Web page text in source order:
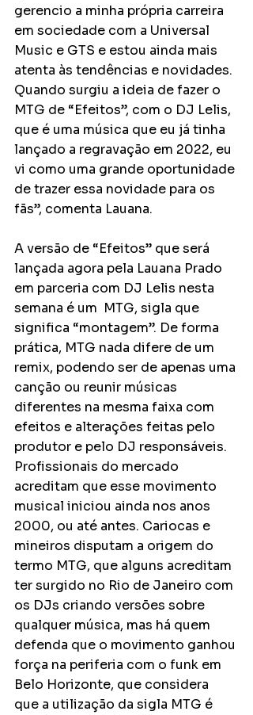
gerencio a minha própria carreira
em sociedade com a Universal
Music e GTS e estou ainda mais
atenta às tendências e novidades.
Quando surgiu a ideia de fazer o
MTG de “Efeitos”, com o DJ Lelis,
que é uma música que eu já tinha
lançado a regravação em 2022, eu
vi como uma grande oportunidade
de trazer essa novidade para os
fãs”, comenta Lauana.
A versão de “Efeitos” que será
lançada agora pela Lauana Prado
em parceria com DJ Lelis nesta
semana é um  MTG, sigla que
significa “montagem”. De forma
prática, MTG nada difere de um
remix, podendo ser de apenas uma
canção ou reunir músicas
diferentes na mesma faixa com
efeitos e alterações feitas pelo
produtor e pelo DJ responsáveis.
Profissionais do mercado
acreditam que esse movimento
musical iniciou ainda nos anos
2000, ou até antes. Cariocas e
mineiros disputam a origem do
termo MTG, que alguns acreditam
ter surgido no Rio de Janeiro com
os DJs criando versões sobre
qualquer música, mas há quem
defenda que o movimento ganhou
força na periferia com o funk em
Belo Horizonte, que considera
que a utilização da sigla MTG é